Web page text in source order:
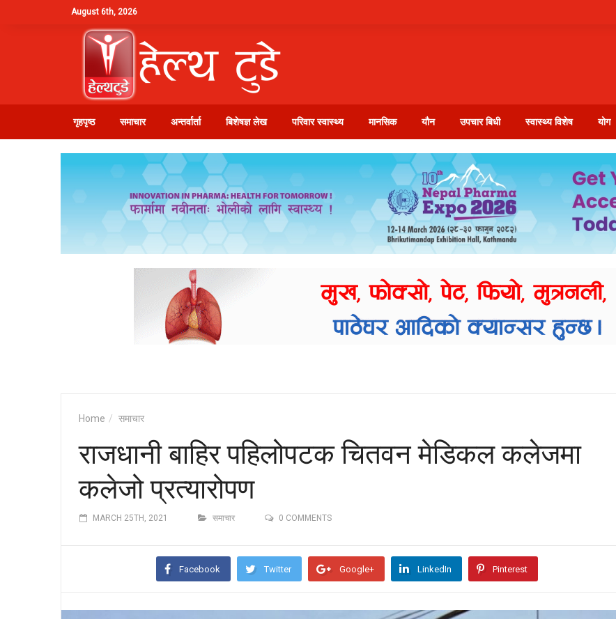
August 6th, 2026
गृहपृष्ठ समाचार अन्तर्वार्ता बिशेषज्ञ लेख परिवार स्वास्थ्य मानसिक यौन उपचार बिधी स्वास्थ्य विशेष योग
Home समाचार
राजधानी बाहिर पहिलोपटक चितवन मेडिकल कलेजमा
कलेजो प्रत्यारोपण
MARCH 25TH, 2021 समाचार 0 COMMENTS
Facebook Twitter Google+ LinkedIn Pinterest